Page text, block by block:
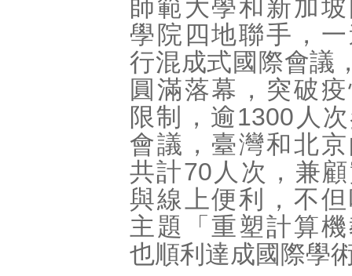
師範大學和新加
學院四地聯手，
行混成式國際會議
圓滿落幕，突破
限制，逾1300人
會議，臺灣和北
共計70人次，兼
與線上便利，不
主題「重塑計算
也順利達成國際學